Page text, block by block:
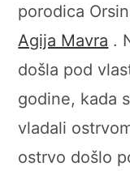
porodica
Agija Mavra .
došla pod
godine, kada
vladali
ostrvo došlo